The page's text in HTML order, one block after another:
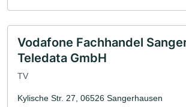
Vodafone Fachhandel
Teledata GmbH
TV
Kylische Str. 27, 06526 Sangerhausen